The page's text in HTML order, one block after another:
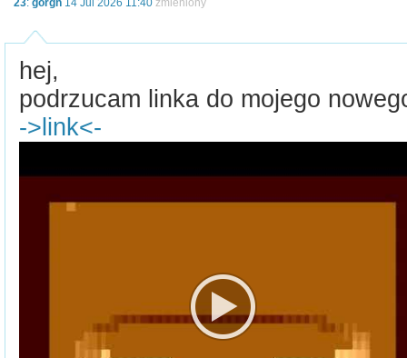
23: gorgh 14 Jul 2026 11:40 zmieniony
hej,
podrzucam linka do mojego
->link<-